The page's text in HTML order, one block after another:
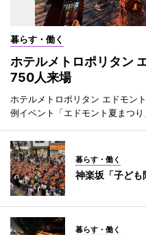
暮らす・働く
ホテルメトロポリタン
750人来場
ホテルメトロポリタン エドモン
例イベント「エドモント夏まつり
暮らす・働く
神楽坂「子ども
暮らす・働く